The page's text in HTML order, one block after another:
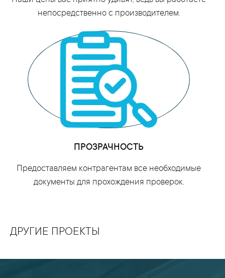
непосредственно с производителем.
ПРОЗРАЧНОСТЬ
Предоставляем контрагентам все необходимые
документы для прохождения проверок.
ДРУГИЕ ПРОЕКТЫ